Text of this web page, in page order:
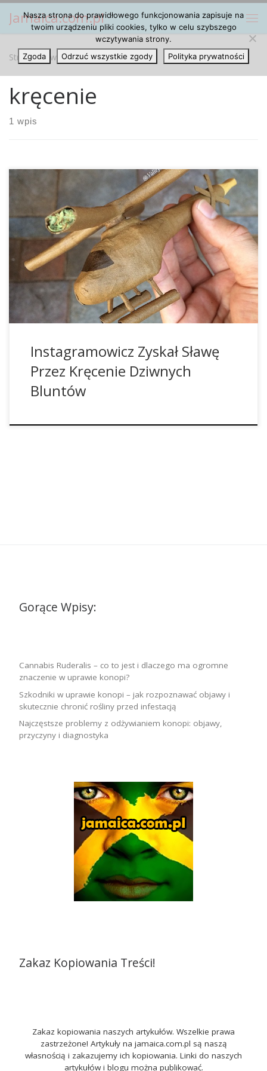
Przejdź do treści
Jamaica.com.pl
Strona główna » kręcenie
kręcenie
1 wpis
Czy kręcenie jointów może być sztuką? Pochodzący z
Kalifornii ValleyRec420 jest pacjentem, który używa
medycznej marihuany, a sławę zyskał dzięki kręceniu
kreatywnych jointów.
Instagramowicz Zyskał Sławę
Przez Kręcenie Dziwnych
Bluntów
Gorące Wpisy:
Cannabis Ruderalis – co to jest i dlaczego ma ogromne
znaczenie w uprawie konopi?
Szkodniki w uprawie konopi – jak rozpoznawać objawy i
skutecznie chronić rośliny przed infestacją
Najczęstsze problemy z odżywianiem konopi: objawy,
przyczyny i diagnostyka
Zakaz Kopiowania Treści!
Zakaz kopiowania naszych artykułów. Wszelkie prawa
zastrzeżone! Artykuły na jamaica.com.pl są naszą
własnością i zakazujemy ich kopiowania. Linki do naszych
artykułów i blogu można publikować.
Nasza strona do prawidłowego funkcjonowania zapisuje na
twoim urządzeniu pliki cookies, tylko w celu szybszego
wczytywania strony.
Zgoda
Odrzuć wszystkie zgody Polityka prywatności